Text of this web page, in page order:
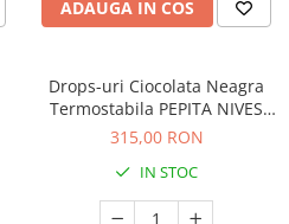
ADAUGA IN COS
Drops-uri Ciocolata Neagra
Termostabila PEPITA NIVES
(ciocolata menaj) - 5KG
315,00 RON
IN STOC